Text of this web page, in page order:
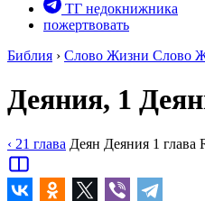
ТГ недокнижника
пожертвовать
Библия › Слово Жизни Слово
Деяния, 1
‹ 21 глава Деян Деяния 1 глава